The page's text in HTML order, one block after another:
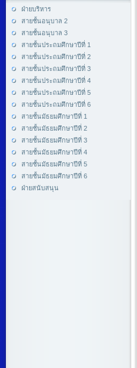
ฝ่ายบริหาร
สายชั้นอนุบาล 2
สายชั้นอนุบาล 3
สายชั้นประถมศึกษาปีที่ 1
สายชั้นประถมศึกษาปีที่ 2
สายชั้นประถมศึกษาปีที่ 3
สายชั้นประถมศึกษาปีที่ 4
สายชั้นประถมศึกษาปีที่ 5
สายชั้นประถมศึกษาปีที่ 6
สายชั้นมัธยมศึกษาปีที่ 1
สายชั้นมัธยมศึกษาปีที่ 2
สายชั้นมัธยมศึกษาปีที่ 3
สายชั้นมัธยมศึกษาปีที่ 4
สายชั้นมัธยมศึกษาปีที่ 5
สายชั้นมัธยมศึกษาปีที่ 6
ฝ่ายสนับสนุน